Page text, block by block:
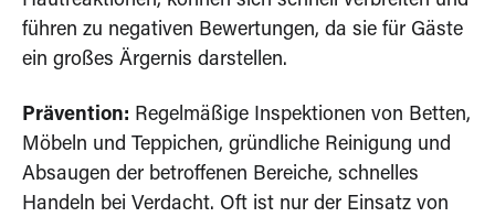
führen zu negativen Bewertungen, da sie für Gäste
ein großes Ärgernis darstellen.
Prävention: Regelmäßige Inspektionen von Betten,
Möbeln und Teppichen, gründliche Reinigung und
Absaugen der betroffenen Bereiche, schnelles
Handeln bei Verdacht. Oft ist nur der Einsatz von